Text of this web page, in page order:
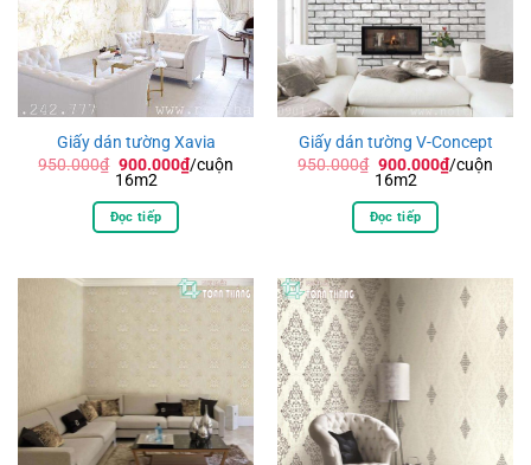
Giấy dán tường Xavia
950.000₫ Giá
gốc
950.000₫.
900.000₫Giá
hiện
/cuộn
16m2
Đọc tiếp
Giấy dán tường V-Concept
950.000₫ Giá
gốc
950.000₫.
900.000₫Giá
hiện
/cuộn
16m2
Đọc tiếp